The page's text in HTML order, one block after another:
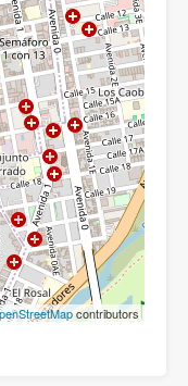
contributors